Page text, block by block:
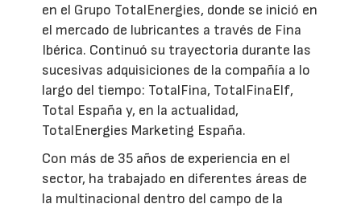
en el Grupo TotalEnergies, donde se inició en
el mercado de lubricantes a través de Fina
Ibérica. Continuó su trayectoria durante las
sucesivas adquisiciones de la compañía a lo
largo del tiempo: TotalFina, TotalFinaElf,
Total España y, en la actualidad,
TotalEnergies Marketing España.
Con más de 35 años de experiencia en el
sector, ha trabajado en diferentes áreas de
la multinacional dentro del campo de la